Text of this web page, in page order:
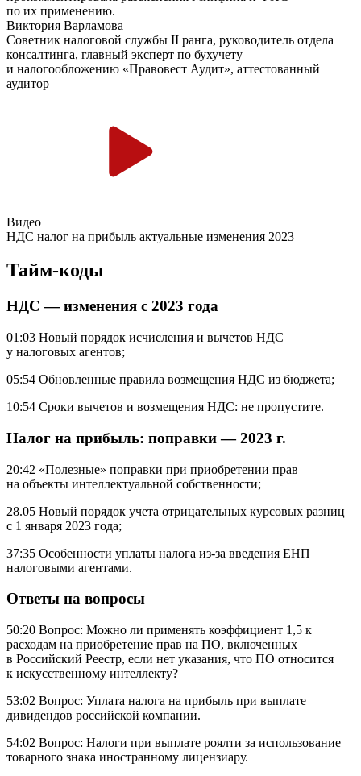
по их применению.
Виктория Варламова
Советник налоговой службы II ранга, руководитель отдела
консалтинга, главный эксперт по бухучету
и налогообложению «Правовест Аудит», аттестованный
аудитор
Видео
НДС налог на прибыль актуальные изменения 2023
Тайм-коды
НДС — изменения с 2023 года
01:03 Новый порядок исчисления и вычетов НДС
у налоговых агентов;
05:54 Обновленные правила возмещения НДС из бюджета;
10:54 Сроки вычетов и возмещения НДС: не пропустите.
Налог на прибыль: поправки — 2023 г.
20:42 «Полезные» поправки при приобретении прав
на объекты интеллектуальной собственности;
28.05 Новый порядок учета отрицательных курсовых разниц
с 1 января 2023 года;
37:35 Особенности уплаты налога из-за введения ЕНП
налоговыми агентами.
Ответы на вопросы
50:20 Вопрос: Можно ли применять коэффициент 1,5 к
расходам на приобретение прав на ПО, включенных
в Российский Реестр, если нет указания, что ПО относится
к искусственному интеллекту?
53:02 Вопрос: Уплата налога на прибыль при выплате
дивидендов российской компании.
54:02 Вопрос: Налоги при выплате роялти за использование
товарного знака иностранному лицензиару.